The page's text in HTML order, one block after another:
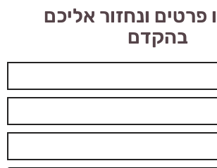
פרטים ונחזור אליכם
בהקדם